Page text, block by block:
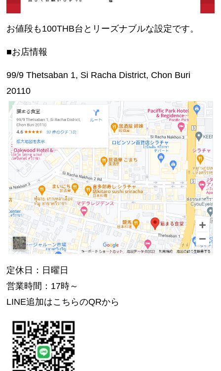
お値段も100THB台とリーズナブルな設定です。
■お店情報
99/9 Thetsaban 1, Si Racha District, Chon Buri
20110
定休日：日曜日
営業時間：17時～
LINE追加はこちらのQRから